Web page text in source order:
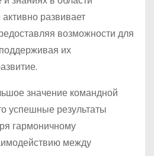
развивает
возможности для
их
значение командной
успешные результаты
гармоничному
между